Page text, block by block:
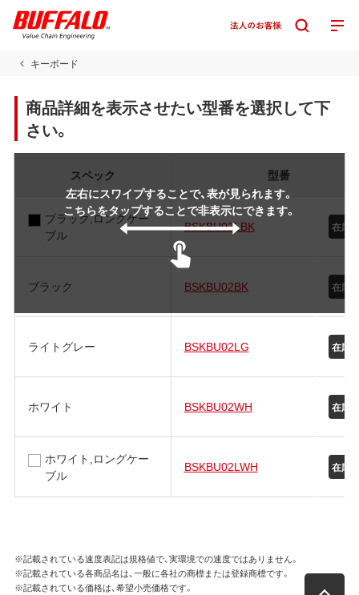
キーボード
商品詳細を表示させたい型番を選択して下
さい。
左右にスワイプすることで、表が見られます。
こちらをタップすることで非表示にできます。
スペック 型番
ブラック,ロングケー
ブル
BSKBU02LBK 在庫
ブラック BSKBU02BK 在庫
ライトグレー BSKBU02LG 在庫
ホワイト BSKBU02WH 在庫
ホワイト,ロングケー
ブル
BSKBU02LWH 在庫
※記載されている速度表記は規格値で、実環境での速度ではありません。
※記載されている各商品名は、一般に各社の商標または登録商標です。
※記載されている価格は、希望小売価格です。